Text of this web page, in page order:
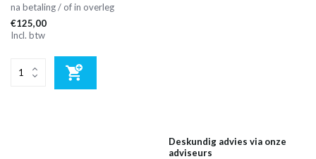
na betaling / of in overleg
€125,00
Incl. btw
Deskundig advies via onze
adviseurs